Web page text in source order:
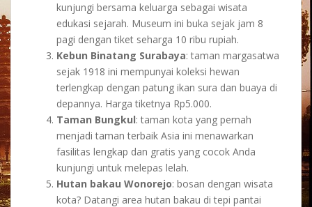
kunjungi bersama keluarga sebagai wisata
edukasi sejarah. Museum ini buka sejak jam 8
pagi dengan tiket seharga 10 ribu rupiah.
Kebun Binatang Surabaya: taman margasatwa
sejak 1918 ini mempunyai koleksi hewan
terlengkap dengan patung ikan sura dan buaya di
depannya. Harga tiketnya Rp5.000.
Taman Bungkul: taman kota yang pernah
menjadi taman terbaik Asia ini menawarkan
fasilitas lengkap dan gratis yang cocok Anda
kunjungi untuk melepas lelah.
Hutan bakau Wonorejo: bosan dengan wisata
kota? Datangi area hutan bakau di tepi pantai